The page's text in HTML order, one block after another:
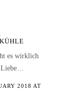
es wirklich
Liebe…
2018 AT